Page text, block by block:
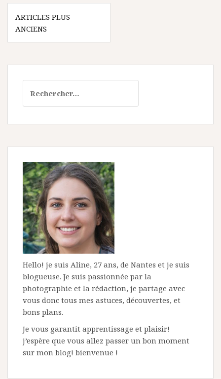
Navigation
des
articles
ARTICLES PLUS
ANCIENS
Hello! je suis Aline, 27 ans, de Nantes et je suis
blogueuse. Je suis passionnée par la
photographie et la rédaction, je partage avec
vous donc tous mes astuces, découvertes, et
bons plans.
Je vous garantit apprentissage et plaisir!
j’espère que vous allez passer un bon moment
sur mon blog! bienvenue !